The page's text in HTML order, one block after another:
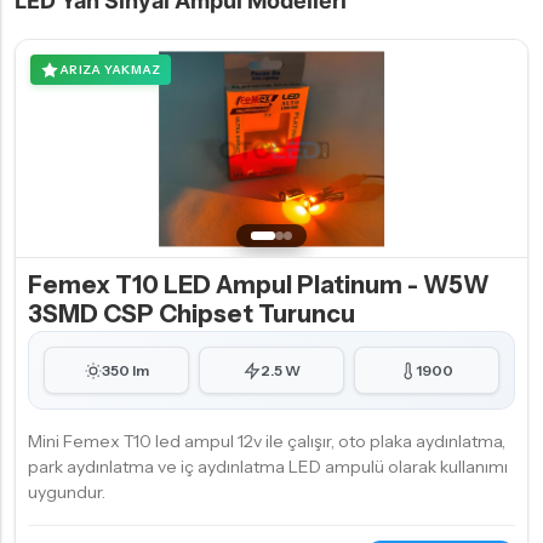
ARIZA YAKMAZ
Femex T10 LED Ampul Platinum - W5W
3SMD CSP Chipset Turuncu
350 lm 2.5 W 1900
Mini Femex T10 led ampul 12v ile çalışır, oto plaka aydınlatma,
park aydınlatma ve iç aydınlatma LED ampulü olarak kullanımı
uygundur.